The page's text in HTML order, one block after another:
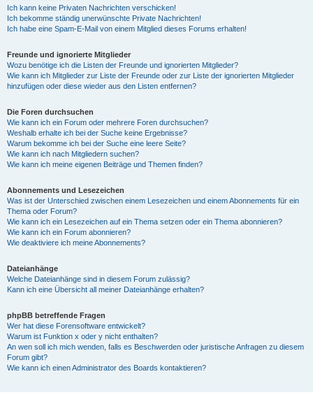
Ich kann keine Privaten Nachrichten verschicken!
Ich bekomme ständig unerwünschte Private Nachrichten!
Ich habe eine Spam-E-Mail von einem Mitglied dieses Forums erhalten!
Freunde und ignorierte Mitglieder
Wozu benötige ich die Listen der Freunde und ignorierten Mitglieder?
Wie kann ich Mitglieder zur Liste der Freunde oder zur Liste der ignorierten Mitglieder
hinzufügen oder diese wieder aus den Listen entfernen?
Die Foren durchsuchen
Wie kann ich ein Forum oder mehrere Foren durchsuchen?
Weshalb erhalte ich bei der Suche keine Ergebnisse?
Warum bekomme ich bei der Suche eine leere Seite?
Wie kann ich nach Mitgliedern suchen?
Wie kann ich meine eigenen Beiträge und Themen finden?
Abonnements und Lesezeichen
Was ist der Unterschied zwischen einem Lesezeichen und einem Abonnements für ein
Thema oder Forum?
Wie kann ich ein Lesezeichen auf ein Thema setzen oder ein Thema abonnieren?
Wie kann ich ein Forum abonnieren?
Wie deaktiviere ich meine Abonnements?
Dateianhänge
Welche Dateianhänge sind in diesem Forum zulässig?
Kann ich eine Übersicht all meiner Dateianhänge erhalten?
phpBB betreffende Fragen
Wer hat diese Forensoftware entwickelt?
Warum ist Funktion x oder y nicht enthalten?
An wen soll ich mich wenden, falls es Beschwerden oder juristische Anfragen zu diesem
Forum gibt?
Wie kann ich einen Administrator des Boards kontaktieren?